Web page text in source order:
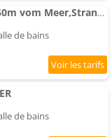
Meerblick Wattenmeer ,50m vom Meer,Strand 300m
de bains
de bains